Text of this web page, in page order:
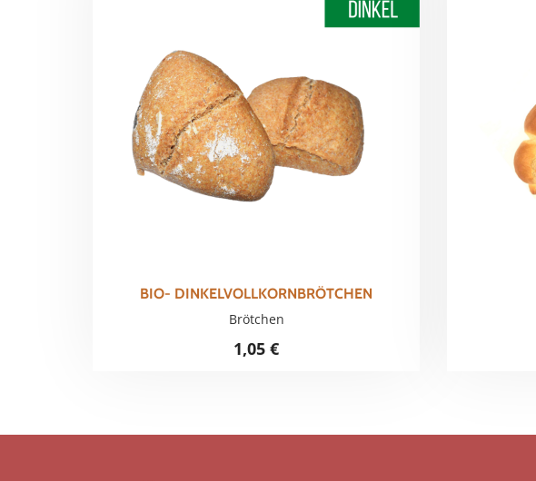
BIO- DINKELVOLLKORNBRÖTCHEN
Brötchen
1,05 €